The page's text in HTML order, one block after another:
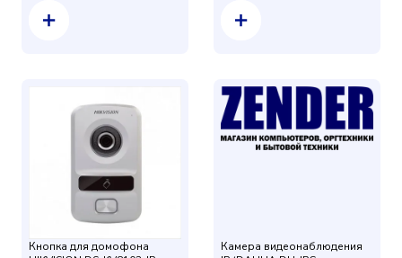
Кнопка для домофона
Камера видеонаблюдения